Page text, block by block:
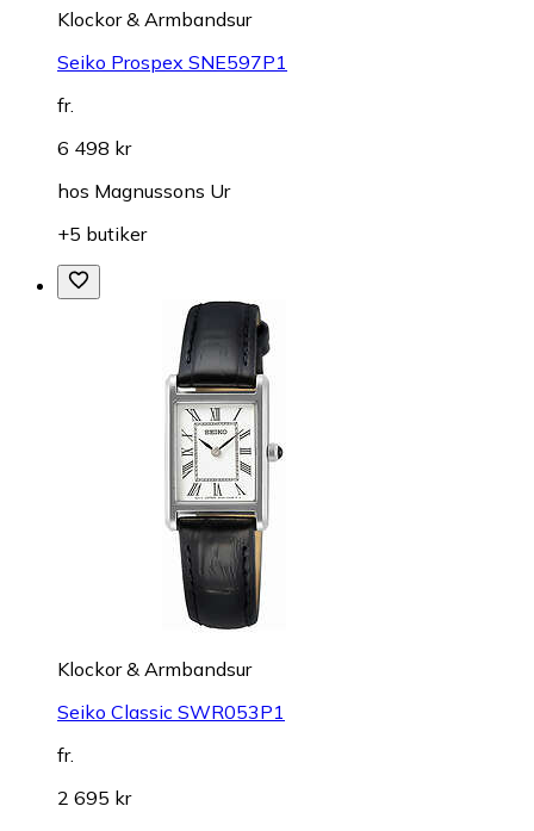
Klockor & Armbandsur
Seiko Prospex SNE597P1
fr.
6 498 kr
hos Magnussons Ur
+5 butiker
Klockor & Armbandsur
Seiko Classic SWR053P1
fr.
2 695 kr